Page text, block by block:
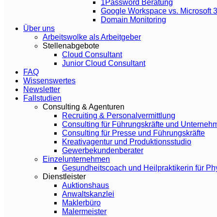
1Password Beratung
Google Workspace vs. Microsoft
Domain Monitoring
Über uns
Arbeitswolke als Arbeitgeber
Stellenabgebote
Cloud Consultant
Junior Cloud Consultant
FAQ
Wissenswertes
Newsletter
Fallstudien
Consulting & Agenturen
Recruiting & Personalvermittlung
Consulting für Führungskräfte und
Consulting für Presse und Führungskräfte
Kreativagentur und Produktionsstudio
Gewerbekundenberater
Einzelunternehmen
Gesundheitscoach und Heilpraktikerin für
Dienstleister
Auktionshaus
Anwaltskanzlei
Maklerbüro
Malermeister